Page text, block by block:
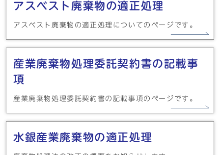
アスベスト廃棄物の適正処理
アスベスト廃棄物の適正処理についてのページです。
産業廃棄物処理委託契約書の記載事
項
産業廃棄物処理委託契約書の記載事項のページです。
水銀産業廃棄物の適正処理